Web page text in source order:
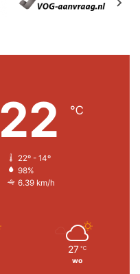
22 ℃
22º - 14º
98%
6.39 km/h
27 ℃
wo